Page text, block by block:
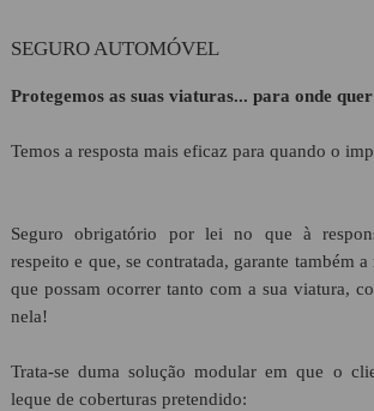
PROTOCOLOS
CONTACTOS
Geral
SEGURO AUTOMÓVEL
Protegemos as suas viaturas... para onde
Temos a resposta mais eficaz para quando o
Seguro obrigatório por lei no que à
respeito e que, se contratada, garante também
que possam ocorrer tanto com a sua viatura,
nela!
Trata-se duma solução modular em que o
leque de coberturas pretendido: